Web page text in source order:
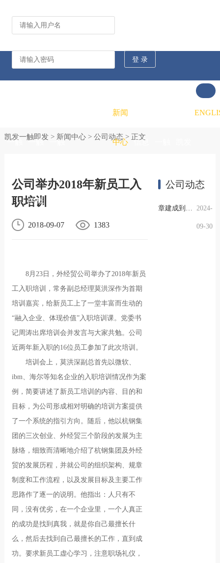
一触 一触
的概
况
一触
化
新闻
中心 信息
凯发一触即发> 新闻中心> 公司动态> 正文
公司举办2018年新员工入
职培训
2018-09-07 1383
8月23日，外经贸公司举办了2018年新员
工入职培训，常务副总经理莫洪深作为首期
培训嘉宾，给新员工上了一堂丰富而生动的
“融入企业、体现价值”入职培训课。党委书
记周涛出席培训会并发言与大家共勉。公司
近两年新入职的16位员工参加了此次培训。
培训会上，莫洪深副总首先以微软、
ibm、海尔等知名企业的入职培训情况作为案
例，简要讲述了新员工培训的内容、目的和
目标，为公司形成相对明确的培训方案提供
了一个系统的指引方向。随后，他以杭钢集
团的三次创业、外经贸三个阶段的发展为主
脉络，细致而清晰地介绍了杭钢集团及外经
贸的发展历程，并就公司的组织架构、规章
制度和工作流程，以及发展目标及主要工作
思路作了逐一的说明。他指出：人只有不
同，没有优劣，在一个企业里，一个人真正
的成功是找到真我，就是你自己最擅长什
么，然后去找到自己最擅长的工作，直到成
功。要求新员工虚心学习，注意职场礼仪，
公司动态
章建成到杭钢外贸开展工作调研 2024-
09-30